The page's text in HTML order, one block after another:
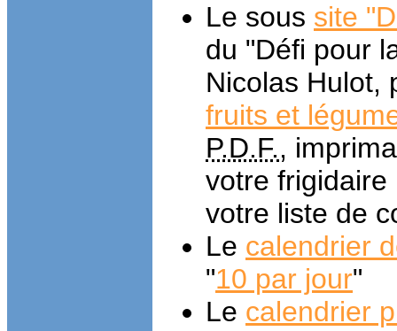
Le sous site
du "Défi pour
Nicolas Hulot,
fruits et
P.D.F.,
votre
votre liste de
Le calendrier
"10 par jour"
Le calendrier